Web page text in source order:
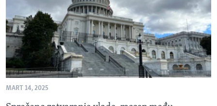
MART 14, 2025